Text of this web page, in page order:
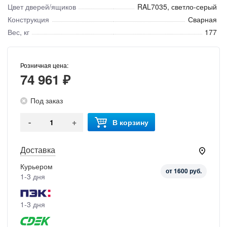
Цвет дверей/ящиков
RAL7035, светло-серый
Конструкция
Сварная
Вес, кг
177
Розничная цена:
74 961 ₽
Под заказ
- + В корзину
Доставка
Курьером
1-3 дня
от 1600 руб.
1-3 дня